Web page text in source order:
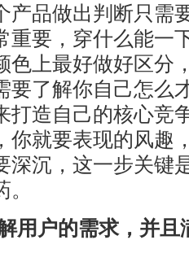
产品做出判断只需
重要，穿什么能一
色上最好做好区分
要了解你自己怎么
打造自己的核心竞
你就要表现的风趣
深沉，这一步关键
用户的需求，并且